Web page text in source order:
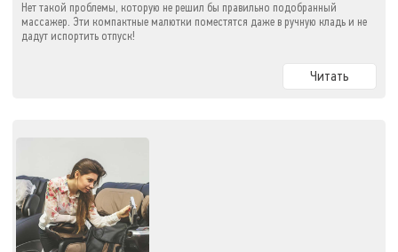
Нет такой проблемы, которую не решил бы правильно подобранный
массажер. Эти компактные малютки поместятся даже в ручную кладь и не
дадут испортить отпуск!
Читать